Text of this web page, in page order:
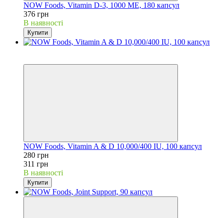
NOW Foods, Vitamin D-3, 1000 МЕ, 180 капсул
376 грн
В наявності
Купити
NOW Foods, Vitamin A & D 10,000/400 IU, 100 капсул
280 грн
311 грн
В наявності
Купити